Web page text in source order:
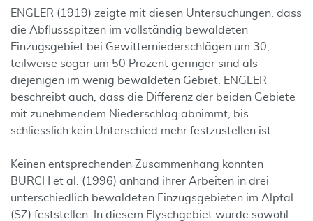
ENGLER (1919) zeigte mit diesen Untersuchungen, dass
die Abflussspitzen im vollständig bewaldeten
Einzugsgebiet bei Gewitterniederschlägen um 30,
teilweise sogar um 50 Prozent geringer sind als
diejenigen im wenig bewaldeten Gebiet. ENGLER
beschreibt auch, dass die Differenz der beiden Gebiete
mit zunehmendem Niederschlag abnimmt, bis
schliesslich kein Unterschied mehr festzustellen ist.
Keinen entsprechenden Zusammenhang konnten
BURCH et al. (1996) anhand ihrer Arbeiten in drei
unterschiedlich bewaldeten Einzugsgebieten im Alptal
(SZ) feststellen. In diesem Flyschgebiet wurde sowohl